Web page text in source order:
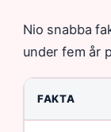
Nio snabba
under fem år
FAKTA